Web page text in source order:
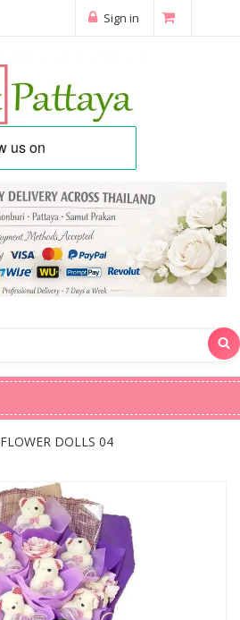
Sign in
FLOWER DOLLS 04